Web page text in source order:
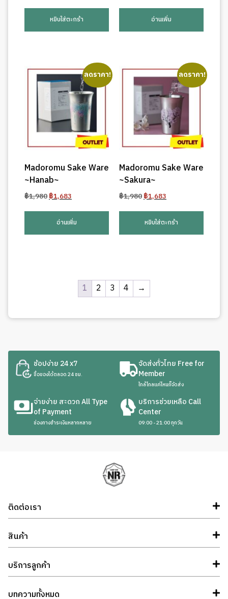
was:
฿4,200.฿3,570.
หยิบใส่ตะกร้า
was:
฿1,980.
is:
฿1,683.
อ่านเพิ่ม
ลดราคา!
Madoromu Sake Ware
~Hanab~
฿1,980Original
was:
฿1,980.
฿1,683
is:
฿1,683.
อ่านเพิ่ม
ลดราคา!
Madoromu Sake Ware
~Sakura~
฿1,980Original
was:
฿1,980.
฿1,683
฿1,683.
หยิบใส่ตะกร้า
1 2 3 4 →
ช้อปง่าย 24 x7
ซื้อของได้ตลอด 24 ชม.
จัดส่งทั่วไทย Free for
Member
ใกล้ไกลแค่ไหนก็จัดส่ง
จ่ายง่าย สะดวก All Type
of Payment
ช่องทางชำระเงินหลากหลาย
บริการช่วยเหลือ Call
Center
09:00 - 21:00 ทุกวัน
ติดต่อเรา
สินค้า
บริการลูกค้า
บทความทั้งหมด